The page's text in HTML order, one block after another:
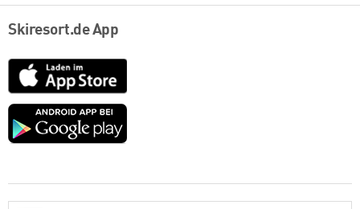
Skiresort.de App
App
Store
Google